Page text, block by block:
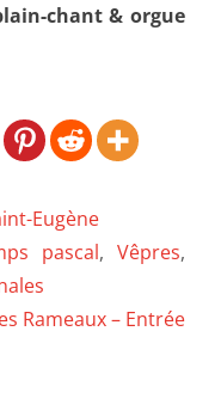
chant & orgue
Eugène
pascal,Vêpres,
Rameaux – Entrée